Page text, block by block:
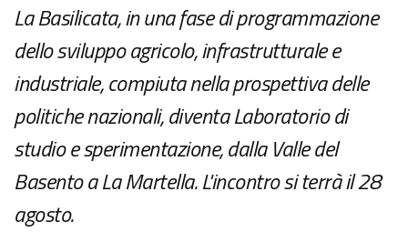
La Basilicata, in una fase di programmazione
dello sviluppo agricolo, infrastrutturale e
industriale, compiuta nella prospettiva delle
politiche nazionali, diventa Laboratorio di
studio e sperimentazione, dalla Valle del
Basento a La Martella. L'incontro si terrà il 28
agosto.